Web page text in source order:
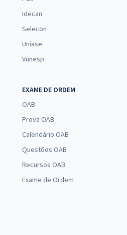
Idecan
Selecon
Uniase
Vunesp
EXAME DE ORDEM
OAB
Prova OAB
Calendário OAB
Questões OAB
Recursos OAB
Exame de Ordem